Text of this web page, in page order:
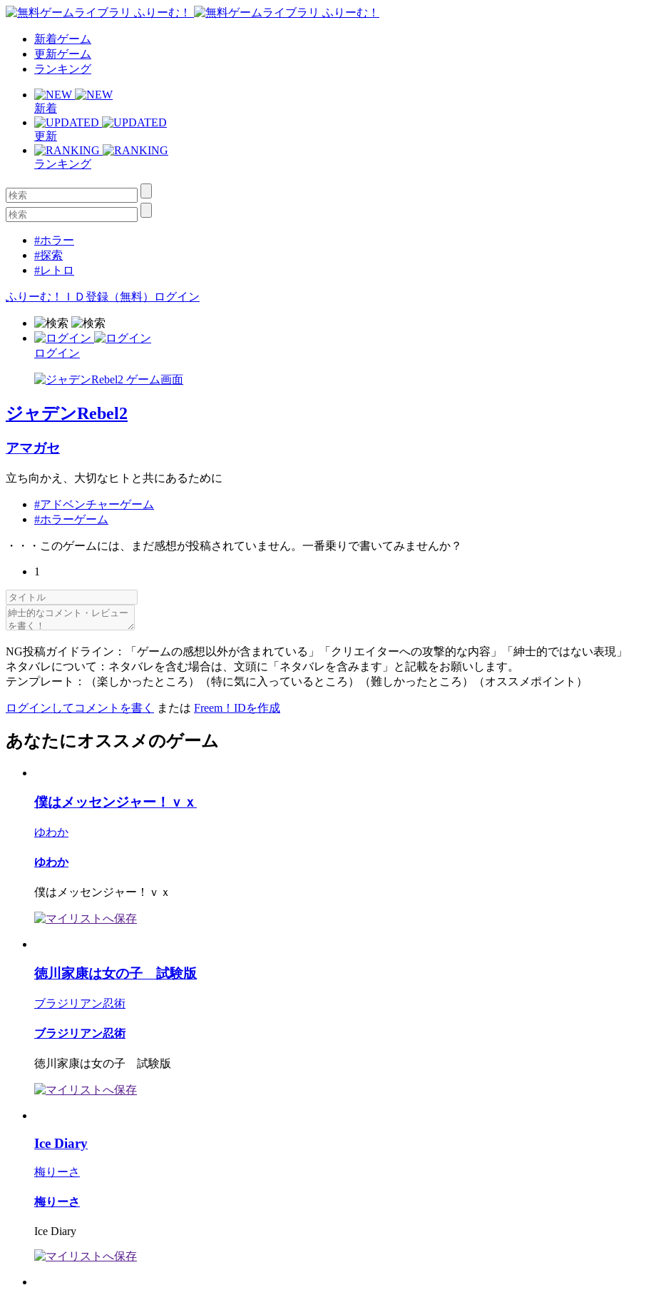
新着ゲーム
更新ゲーム
ランキング
新着
更新
ランキング
#ホラー
#探索
#レトロ
ふりーむ！ＩＤ登録（無料） ログイン
ログイン
ジャデンRebel2
アマガセ
立ち向かえ、大切なヒトと共にあるために
#アドベンチャーゲーム
#ホラーゲーム
・・・このゲームには、まだ感想が投稿されていません。一番乗りで書いてみませんか？
1
NG投稿ガイドライン：「ゲームの感想以外が含まれている」「クリエイターへの攻撃的な内容」「紳士的ではない表現」
ネタバレについて：ネタバレを含む場合は、文頭に「ネタバレを含みます」と記載をお願いします。
テンプレート：（楽しかったところ）（特に気に入っているところ）（難しかったところ）（オススメポイント）
ログインしてコメントを書く または Freem！IDを作成
あなたにオススメのゲーム
僕はメッセンジャー！ｖｘ
ゆわか
ゆわか
僕はメッセンジャー！ｖｘ
徳川家康は女の子 試験版
ブラジリアン忍術
ブラジリアン忍術
徳川家康は女の子 試験版
Ice Diary
梅りーさ
梅りーさ
Ice Diary